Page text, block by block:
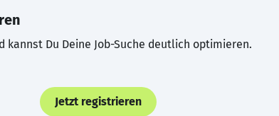
kannst Du Deine Job-Suche deutlich optimieren.
Jetzt registrieren